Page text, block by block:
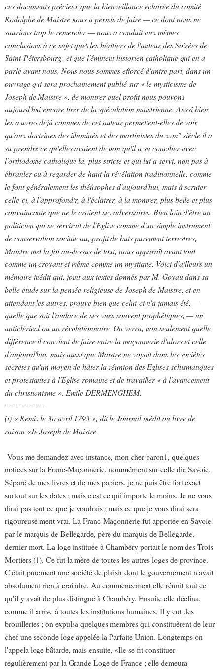
ces documents précieux que la bienveillance éclairée du comité
Rodolphe de Maistre nous a permis de faire — ce dont nous ne
saurions trop le remercier — nous a conduit aux mêmes
conclusions à ce sujet que\ les héritiers de l'auteur des Soirées de
Saint-Pétersbourg- et que l'éminent historien catholique qui en a
parlé avant nous. Nous nous sommes efforcé d'antre part, dans un
ouvrage qui sera prochainement publié sur « le mysticisme de
Joseph de Maistre », de montrer quel profit nous pouvons
aujourd'hui encore tirer de la spéculation maistrienne. Aussi bien
les œuvres déjà connues de cet auteur permettent-elles de voir
qu'aux doctrines des illuminés et des martinistes du xvm" siècle il a
su prendre ce qu'elles avaient de bon qu'il a su concilier avec
l'orthodoxie catholique la. plus stricte et qui lui a servi, non pas à
ébranler ou à regarder de haut la révélation traditionnelle, comme
le font généralement les théùsophes d'aujourd'hui, mais à scruter
celle-ci, à l'approfondir, à l'éclairer, à la montrer, plus belle et plus
convaincante que ne le croient ses adversaires. Bien loin d'être un
politicien qui se servirait de l'Eglise comme d'un simple instrument
de conservation sociale au, profit de buts purement terrestres,
Maistre met la foi au-dessus de tout, nous apparaît avant tout
comme un croyant et même comme un mystique. Voici d'ailleurs un
mémoire inédit qui, joint aux textes donnés par M. Goyau dans sa
belle étude sur la pensée religieuse de Joseph de Maistre, et en
attendant les autres, prouve bien que celui-ci n'a jamais été, —
quelle que soit l'audace de ses vues souvent prophétiques, — un
anticlérical ou un révolutionnaire. On verra, non seulement quelle
différence il convient de faire entre la maçonnerie d'alors et celle
d'aujourd'hui, mais aussi que Maistre ne voyait dans les sociétés
secrètes qu'un moyen de hâter la réunion des Eglises schismatiques
et protestantes à l'Eglise romaine et de travailler « à l'avancement
du christianisme ». Emile DERMENGHEM.
-----------------
(i) « Remis le 3o avril 1793 », dit le Journal inédit ou livre de
raison «Je Joseph de Maistre
Vous me demandez avec instance, mon cher baron1, quelques
notices sur la Franc-Maçonnerie, nommément sur celle die Savoie.
Séparé de mes livres et de mes papiers, je ne puis être fort exact
surtout sur les dates ; mais c'est ce qui importe le moins. Je ne vous
dirai pas tout ce que je voudrais ; mais ce que je vous dirai sera
rigoureuse ment vrai. La Franc-Maçonnerie fut apportée en Savoie
par le marquis de Bellegarde, père du marquis de Bellegarde,
dernier mort. La loge instituée à Chambéry portait le nom des Trois
Mortiers (1). Ce fut la mère de toutes les autres loges de province.
C'était purement une société de plaisir dont le gouvernement n'avait
absolument rien à craindre. Au commencement elle réunit tout ce
qu'il y avait de plus distingué à Chambéry. Ensuite elle déclina,
comme il arrive à toutes les institutions humaines. Il y eut des
brouilleries ; on expulsa quelques membres qui constituèrent de leur
chef une seconde loge appelée la Parfaite Union. Longtemps on
l'appela loge bâtarde, mais ensuite, «Ile se fit constituer
régulièrement par la Grande Loge de France ; elle demeura